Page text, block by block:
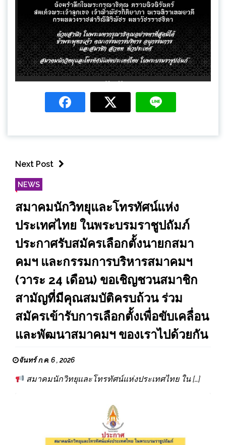
Next Post
NEWS
สมาคมนักวิทยุและโทรทัศน์แห่ง
ประเทศไทย ในพระบรมราชูปถัมภ์
ประกาศรับสมัครเลือกตั้งนายกสมา
คมฯ และกรรมการบริหารสมาคมฯ
(วาระ 24 เดือน) ขอเชิญชวนสมาชิก
สามัญที่มีคุณสมบัติครบถ้วน ร่วม
สมัครเข้ารับการเลือกตั้งเพื่อขับเคลื่อน
และพัฒนาสมาคมฯ ของเราไปด้วยกัน
จันทร์ ก.ค. 6 , 2026
สมาคมนักวิทยุและโทรทัศน์แห่งประเทศไทย ใน […]